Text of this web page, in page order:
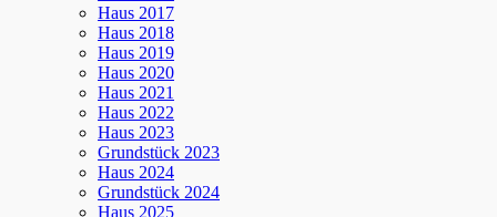
Haus 2017
Haus 2018
Haus 2019
Haus 2020
Haus 2021
Haus 2022
Haus 2023
Grundstück 2023
Haus 2024
Grundstück 2024
Haus 2025